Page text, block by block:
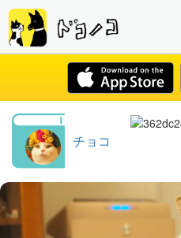
チョコ